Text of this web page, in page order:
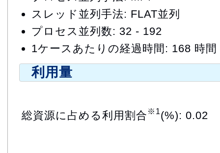
スレッド並列手法: FLAT並列
プロセス並列数: 32 - 192
1ケースあたりの経過時間: 168 時間
利用量
総資源に占める利用割合 ※1(%): 0.02